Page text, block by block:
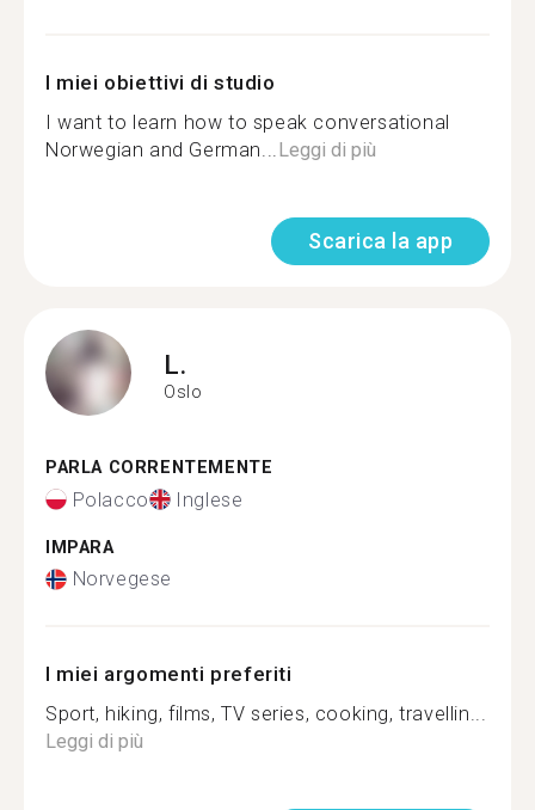
I miei obiettivi di studio
I want to learn how to speak conversational
Norwegian and German...Leggi di più
Scarica la app
L.
Oslo
PARLA CORRENTEMENTE
Polacco Inglese
IMPARA
Norvegese
I miei argomenti preferiti
Sport, hiking, films, TV series, cooking, travellin...
Leggi di più